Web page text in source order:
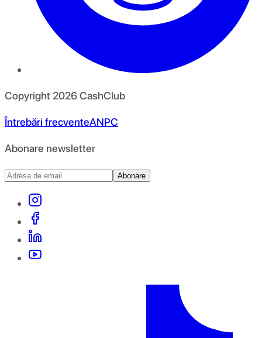
Copyright 2026CashClub
Întrebări frecventeANPC
Abonare newsletter
Abonare